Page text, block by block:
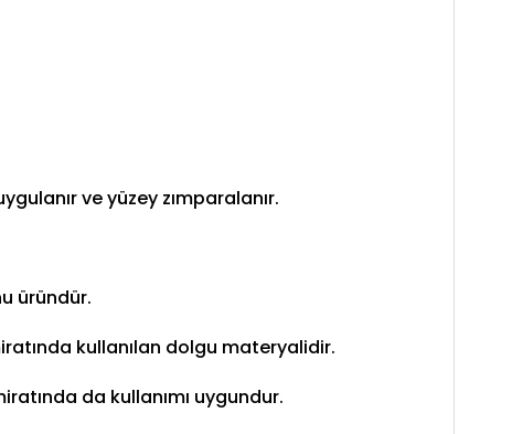
ve yüzey zımparalanır.
üründür.
kullanılan dolgu materyalidir.
da kullanımı uygundur.